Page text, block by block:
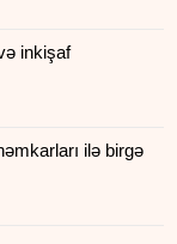
inkişaf
ilə birgə